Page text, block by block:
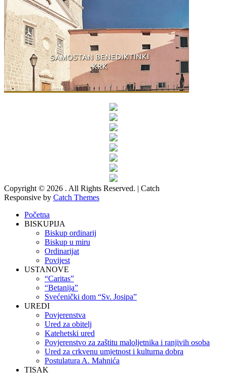
Copyright © 2026 . All Rights Reserved. | Catch
Responsive by Catch Themes
Početna
BISKUPIJA
Biskup ordinarij
Biskup u miru
Ordinarijat
Povijest
USTANOVE
“Caritas”
“Betanija”
Svećenički dom “Sv. Josipa”
UREDI
Povjerenstva
Ured za obitelj
Katehetski ured
Povjerenstvo za zaštitu maloljetnika i ranjivih osoba
Ured za crkvenu umjetnost i kulturna dobra
Postulatura A. Mahnića
TISAK